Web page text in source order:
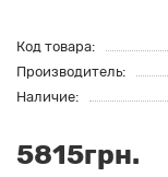
Код товара:
Производитель:
Наличие:
5815грн.